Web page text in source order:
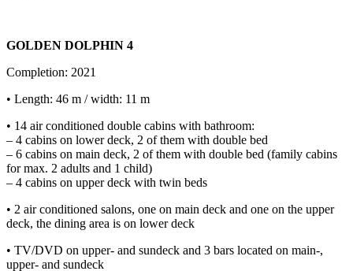
GOLDEN DOLPHIN 4
Completion: 2021
• Length: 46 m / width: 11 m
• 14 air conditioned double cabins with bathroom:
– 4 cabins on lower deck, 2 of them with double bed
– 6 cabins on main deck, 2 of them with double bed (family cabins
for max. 2 adults and 1 child)
– 4 cabins on upper deck with twin beds
• 2 air conditioned salons, one on main deck and one on the upper
deck, the dining area is on lower deck
• TV/DVD on upper- and sundeck and 3 bars located on main-,
upper- and sundeck